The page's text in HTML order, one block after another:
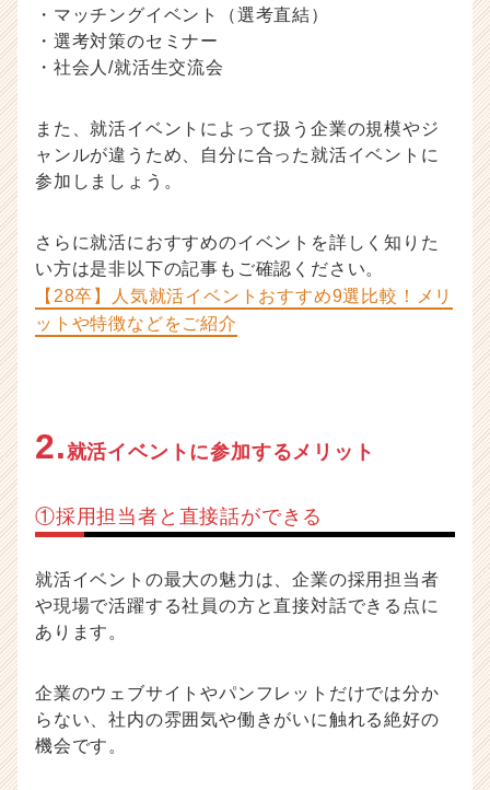
a
r
e
・マッチングイベント（選考直結）
・選考対策のセミナー
・社会人/就活生交流会
また、就活イベントによって扱う企業の規模やジ
ャンルが違うため、自分に合った就活イベントに
参加しましょう。
さらに就活におすすめのイベントを詳しく知りた
い方は是非以下の記事もご確認ください。
【28卒】人気就活イベントおすすめ9選比較！メリ
ットや特徴などをご紹介
2.就活イベントに参加するメリット
①採用担当者と直接話ができる
就活イベントの最大の魅力は、企業の採用担当者
や現場で活躍する社員の方と直接対話できる点に
あります。
企業のウェブサイトやパンフレットだけでは分か
らない、社内の雰囲気や働きがいに触れる絶好の
機会です。